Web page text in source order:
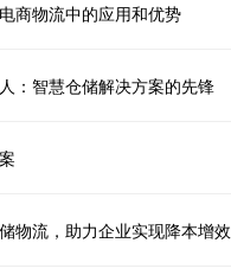
商物流中的应用和优势
：智慧仓储解决方案的先锋
物流，助力企业实现降本增效